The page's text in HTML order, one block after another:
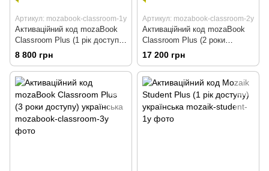
Артикул: mozabook-classroom-1y
Активаційний код mozaBook
Classroom Plus (1 рік доступу)
українська
8 800 грн
Артикул: mozabook-classroom-2y
Активаційний код mozaBook
Classroom Plus (2 роки
доступу) українська
17 200 грн